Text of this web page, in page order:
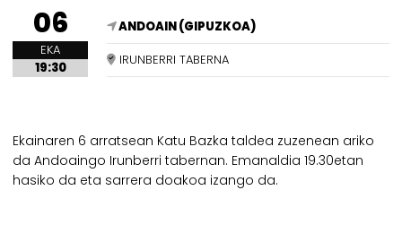
06
EKA
19:30
ANDOAIN (GIPUZKOA)
IRUNBERRI TABERNA
Ekainaren 6 arratsean Katu Bazka taldea zuzenean ariko
da Andoaingo Irunberri tabernan. Emanaldia 19.30etan
hasiko da eta sarrera doakoa izango da.